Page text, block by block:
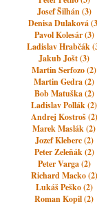
Josef Šilhán (3)
Denisa Dulaková
Pavol Kolesár (3)
Ladislav Hrabčák
Jakub Jošt (3)
Martin Serfozo (2)
Martin Gedra (2)
Bob Matuška (2)
Ladislav Pollák (2)
Andrej Kostroš (2)
Marek Maslák (2)
Jozef Kleberc (2)
Peter Zeleňák (2)
Peter Varga (2)
Richard Macko (2)
Lukáš Peško (2)
Roman Kopil (2)